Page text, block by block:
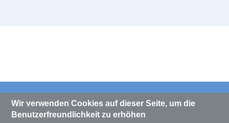
Suche auf der Seite
Datenschutz
Wir verwenden Cookies auf dieser Seite, um die
Benutzerfreundlichkeit zu erhöhen